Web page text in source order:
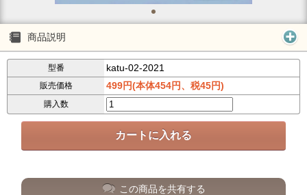
商品説明
型番 katu-02-2021
販売価格 499円(本体454円、税45円)
購入数
この商品を共有する